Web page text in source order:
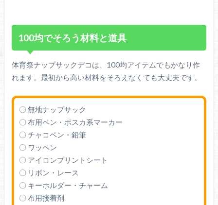
100均でそろう材料と道具
体育祭ナップサックデコは、100均アイテムでもかなり作
れます。最初から高い材料をそろえなくても大丈夫です。
〇 無地ナップサック
〇 布用ペン・ポスカ系マーカー
〇 チャコペン・鉛筆
〇 ワッペン
〇 アイロンプリントシート
〇 リボン・レース
〇 キーホルダー・チャーム
〇 布用接着剤